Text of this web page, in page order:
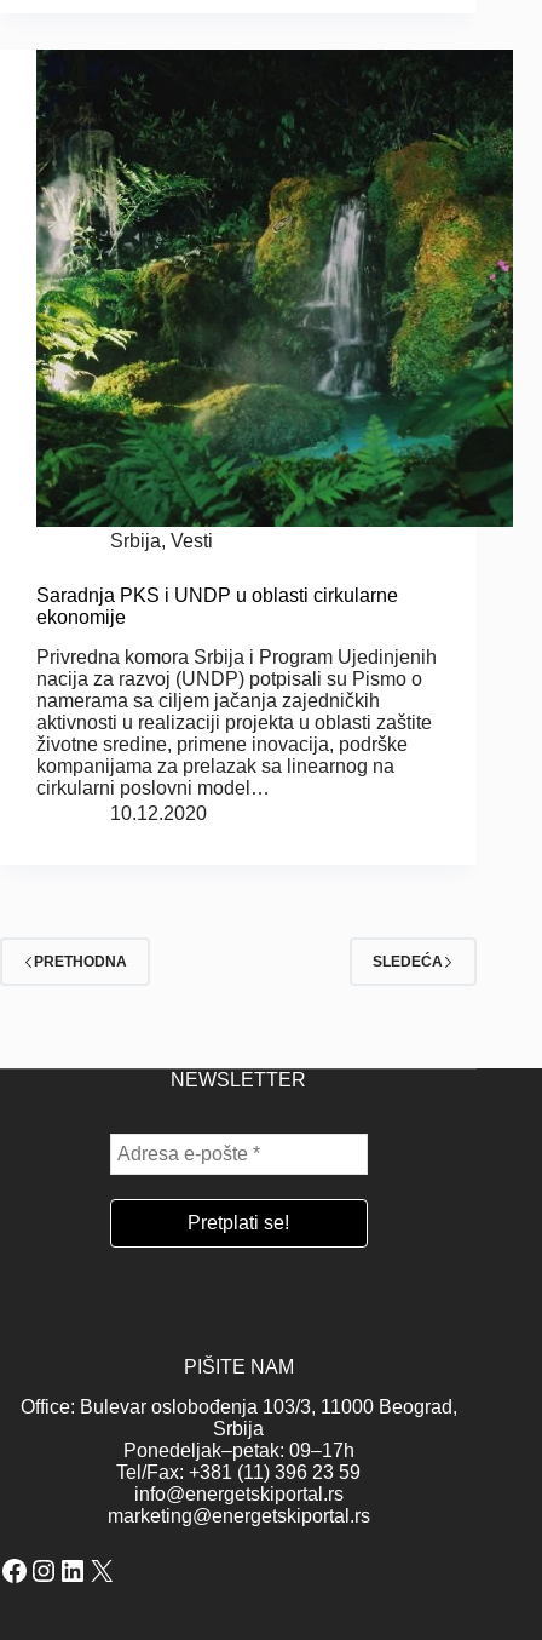
Srbija, Vesti
Saradnja PKS i UNDP u oblasti cirkularne
ekonomije
Privredna komora Srbija i Program Ujedinjenih
nacija za razvoj (UNDP) potpisali su Pismo o
namerama sa ciljem jačanja zajedničkih
aktivnosti u realizaciji projekta u oblasti zaštite
životne sredine, primene inovacija, podrške
kompanijama za prelazak sa linearnog na
cirkularni poslovni model…
10.12.2020
PRETHODNA SLEDEĆA
NEWSLETTER
PIŠITE NAM
Office: Bulevar oslobođenja 103/3, 11000 Beograd,
Srbija
Ponedeljak–petak: 09–17h
Tel/Fax: +381 (11) 396 23 59
info@energetskiportal.rs
marketing@energetskiportal.rs
Facebook
Instagram
LinkedIn
X